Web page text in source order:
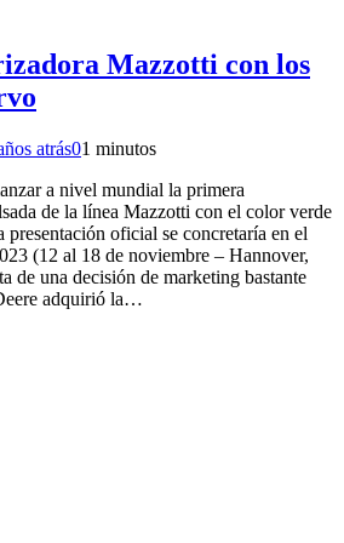
Mazzotti con los
atrás01 minutos
a nivel mundial la primera
de la línea Mazzotti con el color verde
oficial se concretaría en el
(12 al 18 de noviembre – Hannover,
de una decisión de marketing bastante
adquirió la…